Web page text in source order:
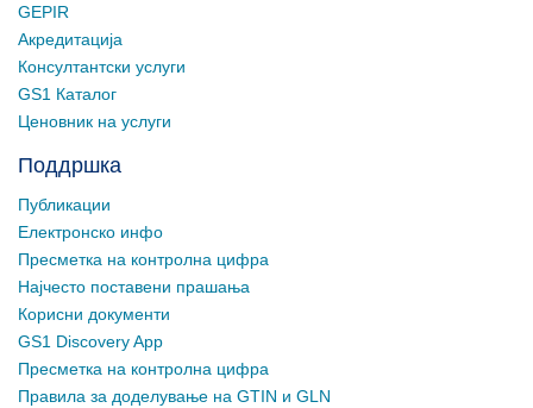
GEPIR
Акредитација
Консултантски услуги
GS1 Каталог
Ценовник на услуги
Поддршка
Публикации
Електронско инфо
Пресметка на контролна цифра
Најчесто поставени прашања
Корисни документи
GS1 Discovery App
Пресметка на контролна цифра
Правила за доделување на GTIN и GLN